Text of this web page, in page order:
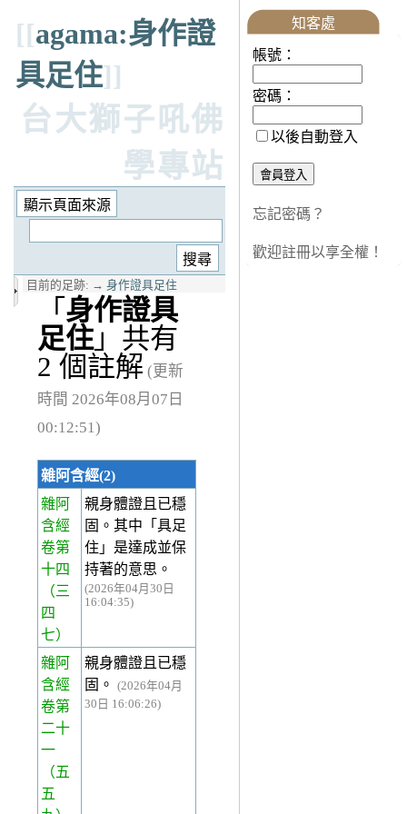
[[agama:身作證
具足住]]
台大獅子吼佛
學專站
目前的足跡: → 身作證具足住
「 身作證具
足住」共有
2 個註解 (更新
時間 2026年08月07日
00:12:51)
雜阿含經(2)
雜阿
含經
卷第
十四
（三
四
七）
親身體證且已穩
固。其中「具足
住」是達成並保
持著的意思。
(2026年04月30日
16:04:35)
雜阿
含經
卷第
二十
一
（五
五
親身體證且已穩
固。
(2026年04月
30日 16:06:26)
知客處
帳號：
密碼：
以後自動登入
忘記密碼？
歡迎註冊以享全權！